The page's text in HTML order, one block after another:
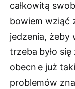
całkowitą
bowiem wziąć
jedzenia, żeby
trzeba było
obecnie już
problemów